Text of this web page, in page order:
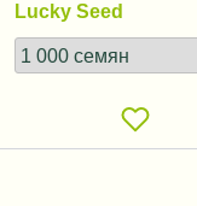
Lucky Seed